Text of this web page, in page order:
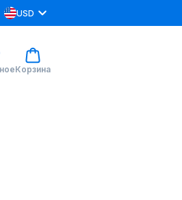
USD
Корзина